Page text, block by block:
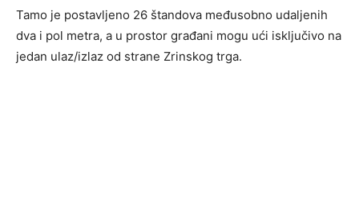
Tamo je postavljeno 26 štandova međusobno udaljenih
dva i pol metra, a u prostor građani mogu ući isključivo na
jedan ulaz/izlaz od strane Zrinskog trga.